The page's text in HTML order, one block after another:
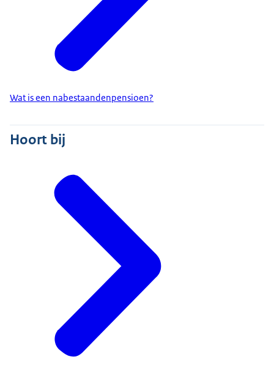
Wat is een nabestaandenpensioen?
Hoort bij